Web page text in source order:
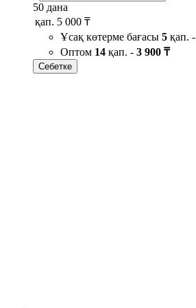
50 дана
қап. 5 000 ₸
Ұсақ көтерме бағасы 5 қап. -
Оптом 14 қап. - 3 900 ₸
Себетке